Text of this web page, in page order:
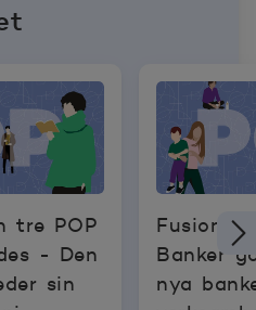
tre POP
- Den
sin
Fusionen
Banker
nya